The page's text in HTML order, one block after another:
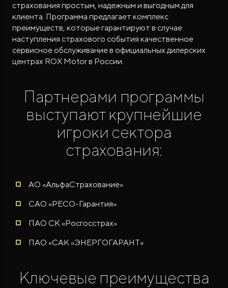
страхования простым, надежным и выгодным для
клиента. Программа предлагает комплекс
преимуществ, которые гарантируют в случае
наступления страхового события качественное
сервисное обслуживание в официальных дилерских
центрах ROX Motor в России.
Партнерами программы
выступают крупнейшие
игроки сектора
страхования:
АО «АльфаСтрахование»
САО «РЕСО-Гарантия»
ПАО СК «Росгосстрах»
ПАО «САК «ЭНЕРГОГАРАНТ»
Ключевые преимущества